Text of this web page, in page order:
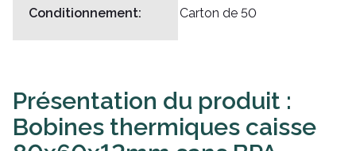
Conditionnement: Carton de 50
Présentation du produit :
Bobines thermiques caisse